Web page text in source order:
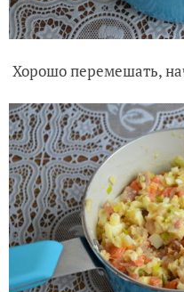
Хорошо перемешать,